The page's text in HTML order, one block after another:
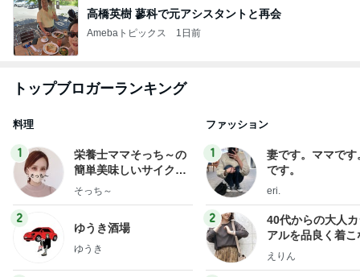
高橋英樹 蓼科で元アシスタントと再会
Amebaトピックス 1日前
トップブロガーランキング
料理
1
栄養士ママそっち～の
簡単美味しいサイクル
献立
そっち～
2
ゆうき酒場
ゆうき
ファッション
1
妻です。ママです
です。
eri.
2
40代からの大人
アルを品良く着こ
ファッションブロ
えりん